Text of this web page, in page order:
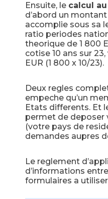
Ensuite, le calcul
d’abord un
accomplie sous sa
ratio periodes
theorique de 1 800
cotise 10 ans sur
EUR (1 800 x 10/23).
Deux regles
empeche qu’un
Etats differents. Et
permet de deposer
(votre pays de
demandes aupres
Le reglement
d’informations
formulaires a utiliser